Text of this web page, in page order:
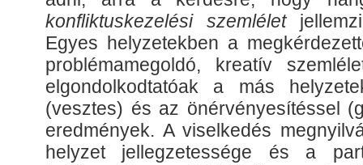
konfliktuskezelési szemléletjellemzi
Egyes helyzetekben a
problémamegoldó, kreatív
elgondolkodtatóak a más
(vesztes) és az önérvényesítéssel
eredmények. A viselkedés
helyzet jellegzetessége és a